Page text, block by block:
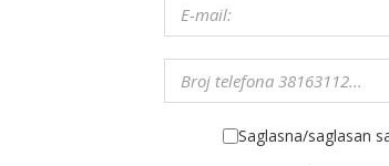
Saglasna/saglasan